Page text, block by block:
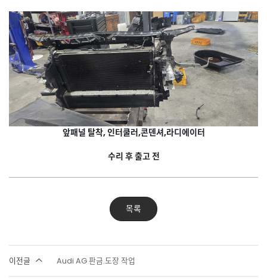
앞패널 탈착, 인터쿨러,콘덴셔,라디에이터
수리 후 출고 전
목록
이전글 Audi AG 판금.도장 작업